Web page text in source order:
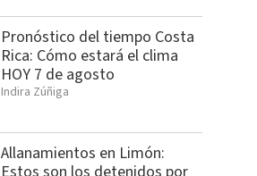
Pronóstico del tiempo Costa
Rica: Cómo estará el clima
HOY 7 de agosto
Indira Zúñiga
Allanamientos en Limón: